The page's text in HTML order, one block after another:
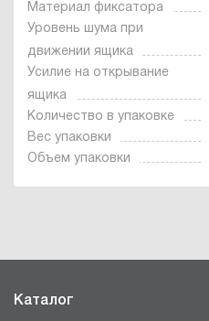
Материал фиксатора
Уровень шума при
движении ящика
Усилие на открывание
ящика
Количество в упаковке
Вес упаковки
Объем упаковки
Каталог